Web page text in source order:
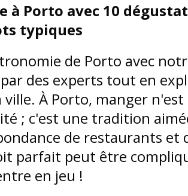
Porto avec 10
typiques
de Porto avec
des experts tout en
À Porto, manger n'est
; c'est une tradition
de restaurants et
parfait peut être
en jeu !